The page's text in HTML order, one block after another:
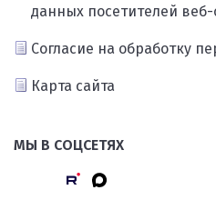
данных посетителей веб-
Согласие на обработку
Карта сайта
МЫ В СОЦСЕТЯХ